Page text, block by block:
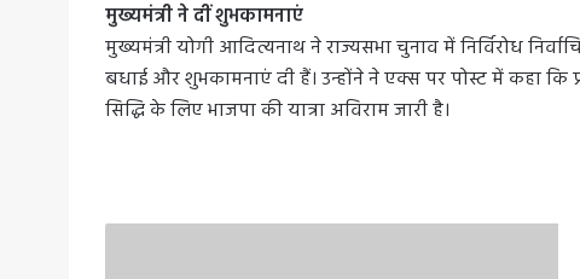
मुख्यमंत्री ने दीं शुभकामनाएं
मुख्यमंत्री योगी आदित्यनाथ ने राज्यसभा चुनाव में निर्विरोध
बधाई और शुभकामनाएं दी हैं। उन्होंने ने एक्स पर पोस्ट में कहा कि
सिद्धि के लिए भाजपा की यात्रा अविराम जारी है।